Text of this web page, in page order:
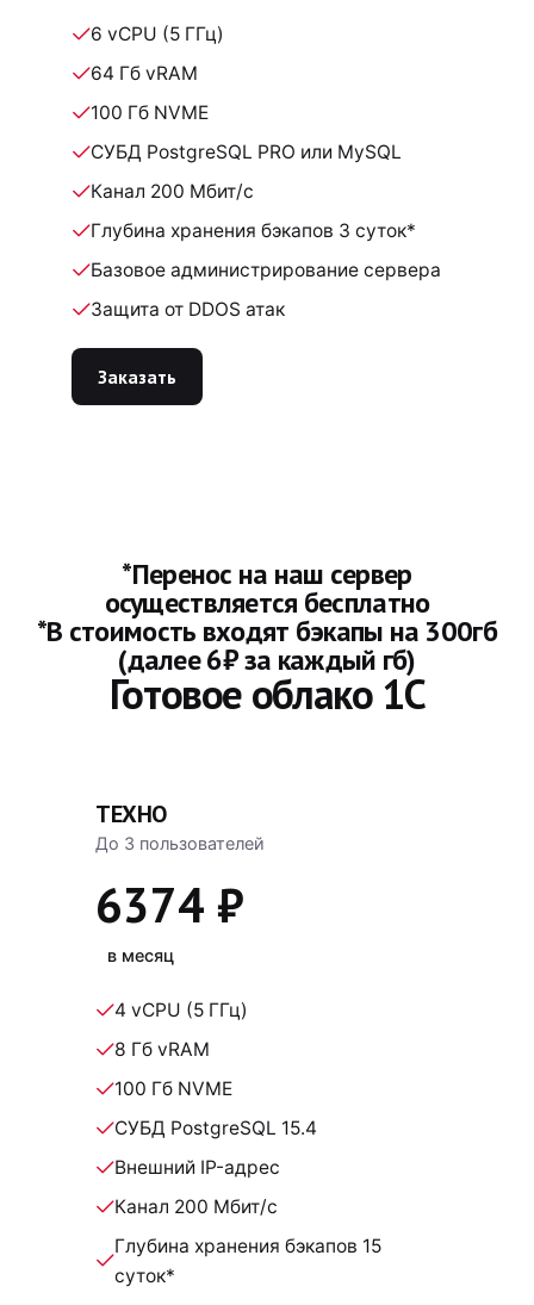
6 vCPU (5 ГГц)
64 Гб vRAM
100 Гб NVME
СУБД PostgreSQL PRO или MySQL
Канал 200 Мбит/с
Глубина хранения бэкапов 3 суток*
Базовое администрирование сервера
Защита от DDOS атак
Заказать
*Перенос на наш сервер
осуществляется бесплатно
*В стоимость входят бэкапы на 300гб
(далее 6₽ за каждый гб)
Готовое облако 1С
ТЕХНО
До 3 пользователей
6374 ₽
в месяц
4 vCPU (5 ГГц)
8 Гб vRAM
100 Гб NVME
СУБД PostgreSQL 15.4
Внешний IP-адрес
Канал 200 Мбит/с
Глубина хранения бэкапов 15
суток*